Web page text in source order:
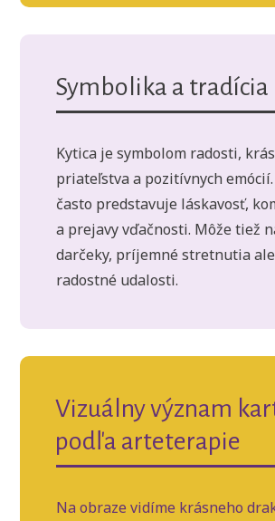
Symbolika a
Kytica je symbolom radosti,
priateľstva a pozitívnych
často predstavuje láskavosť,
a prejavy vďačnosti. Môže tiež
darčeky, príjemné stretnutia
radostné udalosti.
Vizuálny význam
podľa arteterapie
Na obraze vidíme krásneho